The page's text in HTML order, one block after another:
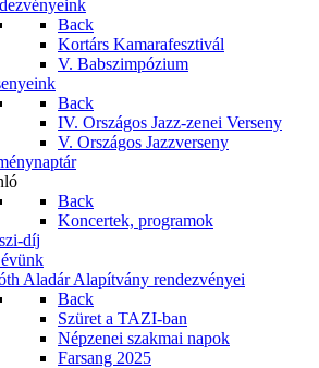
Back
Kortárs Kamarafesztivál
V. Babszimpózium
Back
IV. Országos Jazz-zenei Verseny
V. Országos Jazzverseny
Back
Koncertek, programok
díj
Aladár Alapítvány rendezvényei
Back
Szüret a TAZI-ban
Népzenei szakmai napok
Farsang 2025